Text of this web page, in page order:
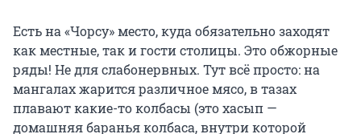
Есть на «Чорсу» место, куда обязательно заходят
как местные, так и гости столицы. Это обжорные
ряды! Не для слабонервных. Тут всё просто: на
мангалах жарится различное мясо, в тазах
плавают какие-то колбасы (это хасып —
домашняя баранья колбаса, внутри которой